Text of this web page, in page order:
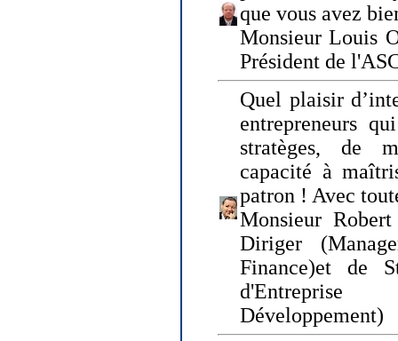
que vous avez
Monsieur Louis
Président de
Quel plaisir
entrepreneurs
stratèges, de
capacité à
patron ! Avec
Monsieur
Diriger
Finance)et de
Développement)